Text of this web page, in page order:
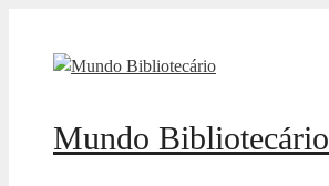
Mundo Bibliotecário